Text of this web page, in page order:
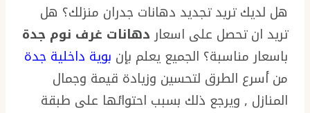
هل لديك تريد تجديد دهانات جدران منزلك؟ هل
تريد ان تحصل على اسعاردهانات غرف نوم جدة
باسعار مناسبة؟ الجميع يعلم بإن بوية داخلية جدة
من أسرع الطرق لتحسين وزيادة قيمة وجمال
المنازل , ويرجع ذلك بسبب احتوائها على طبقة